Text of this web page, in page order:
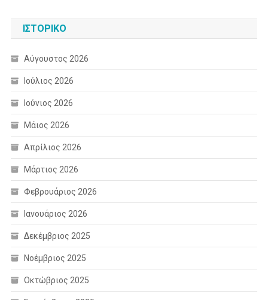
ΙΣΤΟΡΙΚΌ
Αύγουστος 2026
Ιούλιος 2026
Ιούνιος 2026
Μάιος 2026
Απρίλιος 2026
Μάρτιος 2026
Φεβρουάριος 2026
Ιανουάριος 2026
Δεκέμβριος 2025
Νοέμβριος 2025
Οκτώβριος 2025